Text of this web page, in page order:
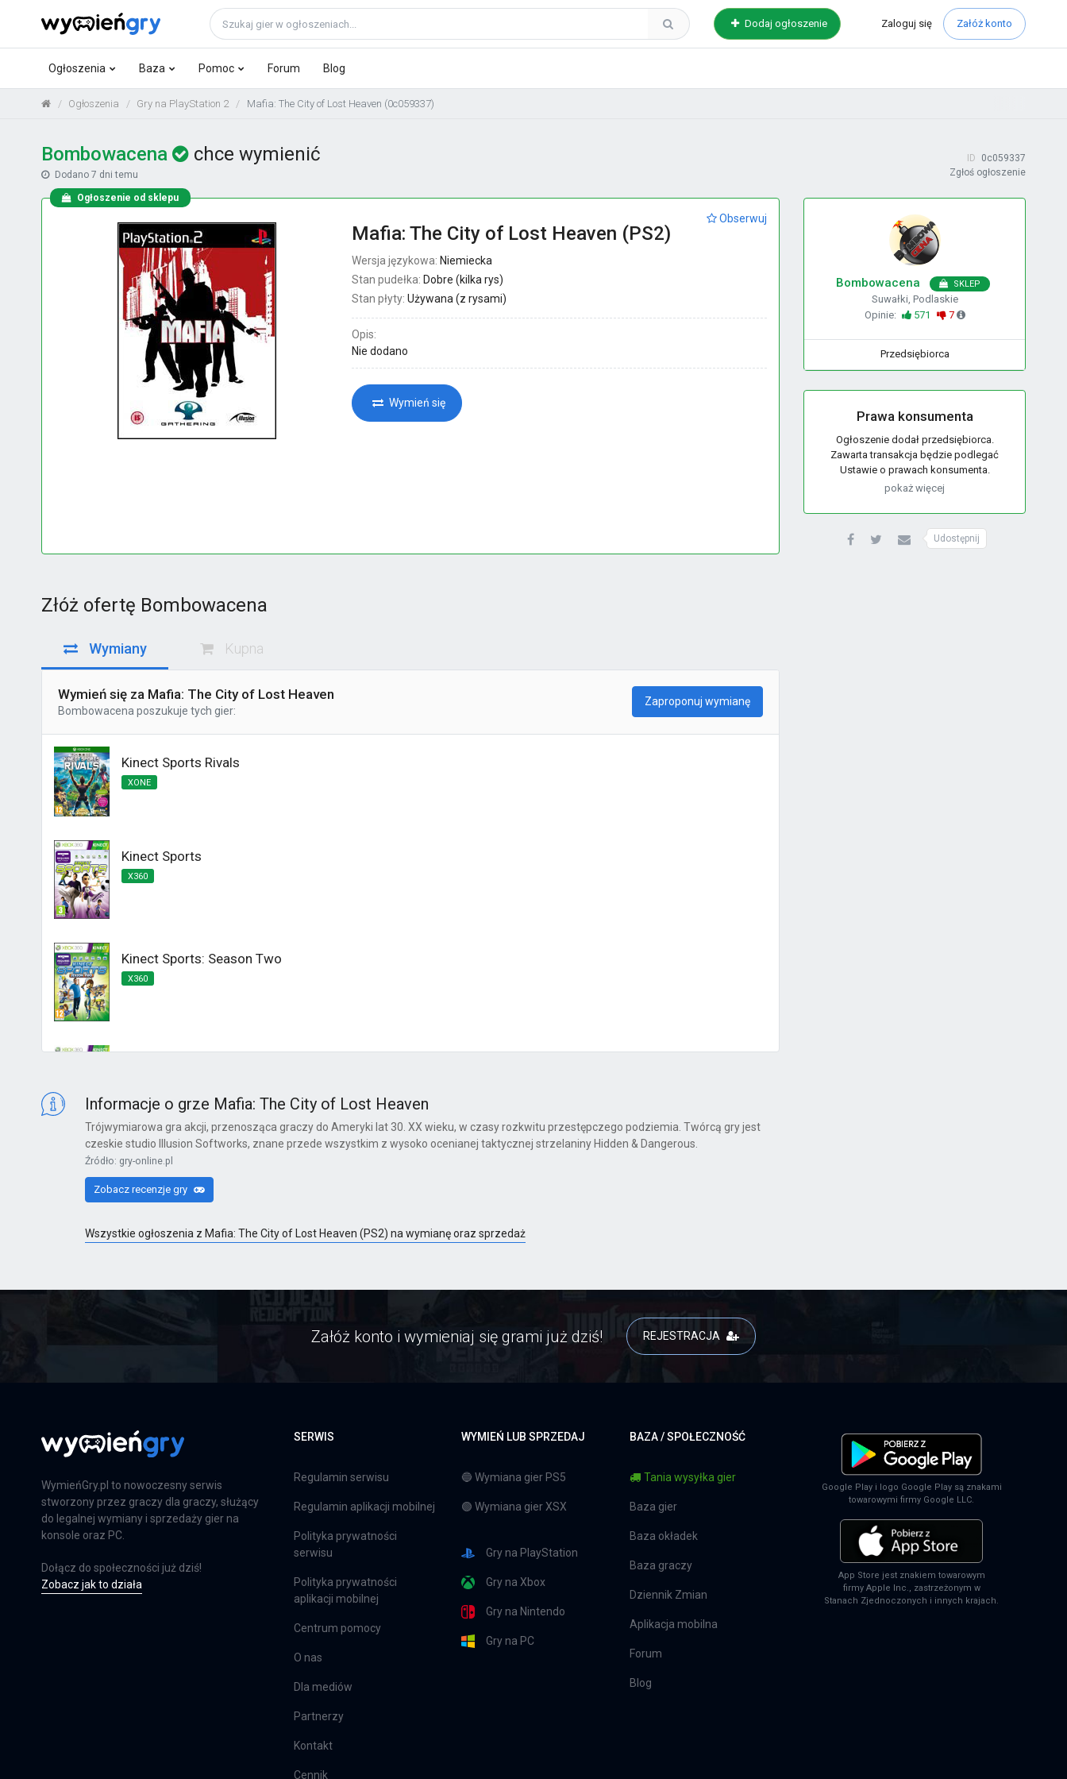
Dodaj ogłoszenie Zaloguj się Załóż konto
Ogłoszenia Baza Pomoc Forum Blog
Ogłoszenia Gry na PlayStation 2 Mafia: The City of Lost Heaven (0c059337)
Bombowacena chce wymienić
Dodano 7 dni temu
ID
0c059337
Zgłoś ogłoszenie
Ogłoszenie od sklepu
Obserwuj
Mafia: The City of Lost Heaven (PS2)
Wersja językowa: Niemiecka
Stan pudełka: Dobre (kilka rys)
Stan płyty: Używana (z rysami)
Opis:
Nie dodano
Wymień się
Bombowacena SKLEP
Suwałki, Podlaskie
Opinie:
571 7
Przedsiębiorca
Prawa konsumenta
Ogłoszenie dodał przedsiębiorca.
Zawarta transakcja będzie podlegać
Ustawie o prawach konsumenta.
pokaż więcej
Udostępnij
Złóż ofertę Bombowacena
Wymiany Kupna
Wymień się za Mafia: The City of Lost Heaven
Bombowacena poszukuje tych gier:
Zaproponuj wymianę
Kinect Sports Rivals
XONE
Kinect Sports
X360
Kinect Sports: Season Two
X360
Far Cry 6: Yara Edition
Far Cry 6: Limited Edition
Farming Simulator 25
Informacje o grze Mafia: The City of Lost Heaven
Trójwymiarowa gra akcji, przenosząca graczy do Ameryki lat 30. XX wieku, w czasy rozkwitu przestępczego podziemia. Twórcą gry jest
czeskie studio Illusion Softworks, znane przede wszystkim z wysoko ocenianej taktycznej strzelaniny Hidden & Dangerous.
Źródło: gry-online.pl
Zobacz recenzje gry
Wszystkie ogłoszenia z Mafia: The City of Lost Heaven (PS2) na wymianę oraz sprzedaż
Załóż konto i wymieniaj się grami już dziś! REJESTRACJA
WymieńGry.pl to nowoczesny serwis
stworzony przez graczy dla graczy, służący
do legalnej wymiany i sprzedaży gier na
konsole oraz PC.
Dołącz do społeczności już dziś!
Zobacz jak to działa
SERWIS
Regulamin serwisu
Regulamin aplikacji mobilnej
Polityka prywatności
serwisu
Polityka prywatności
aplikacji mobilnej
Centrum pomocy
O nas
Dla mediów
Partnerzy
Kontakt
Cennik
WYMIEŃ LUB SPRZEDAJ
🔵 Wymiana gier PS5
🟢 Wymiana gier XSX
Gry na PlayStation
Gry na Xbox
Gry na Nintendo
Gry na PC
BAZA / SPOŁECZNOŚĆ
Tania wysyłka gier
Baza gier
Baza okładek
Baza graczy
Dziennik Zmian
Aplikacja mobilna
Forum
Blog
Google Play i logo Google Play są znakami
towarowymi firmy Google LLC.
App Store jest znakiem towarowym
firmy Apple Inc., zastrzeżonym w
Stanach Zjednoczonych i innych krajach.